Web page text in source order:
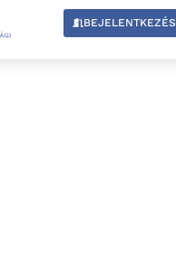
BEJELENTKEZÉS